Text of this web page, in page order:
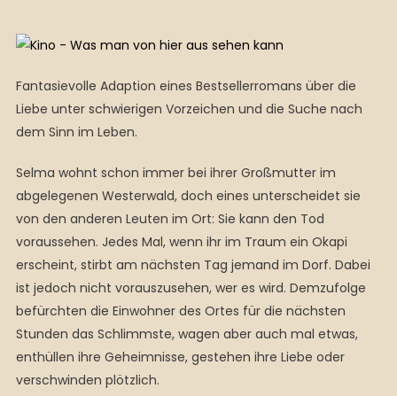
Fantasievolle Adaption eines Bestsellerromans über die
Liebe unter schwierigen Vorzeichen und die Suche nach
dem Sinn im Leben.
Selma wohnt schon immer bei ihrer Großmutter im
abgelegenen Westerwald, doch eines unterscheidet sie
von den anderen Leuten im Ort: Sie kann den Tod
voraussehen. Jedes Mal, wenn ihr im Traum ein Okapi
erscheint, stirbt am nächsten Tag jemand im Dorf. Dabei
ist jedoch nicht vorauszusehen, wer es wird. Demzufolge
befürchten die Einwohner des Ortes für die nächsten
Stunden das Schlimmste, wagen aber auch mal etwas,
enthüllen ihre Geheimnisse, gestehen ihre Liebe oder
verschwinden plötzlich.